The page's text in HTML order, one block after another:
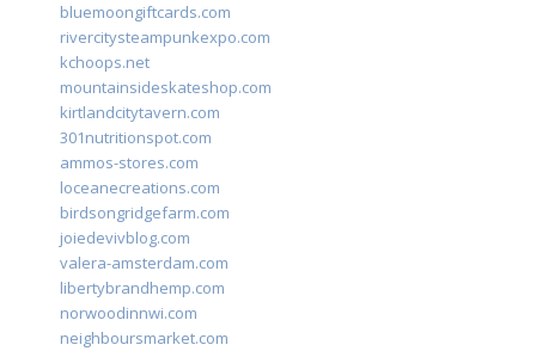
bluemoongiftcards.com
rivercitysteampunkexpo.com
kchoops.net
mountainsideskateshop.com
kirtlandcitytavern.com
301nutritionspot.com
ammos-stores.com
loceanecreations.com
birdsongridgefarm.com
joiedevivblog.com
valera-amsterdam.com
libertybrandhemp.com
norwoodinnwi.com
neighboursmarket.com